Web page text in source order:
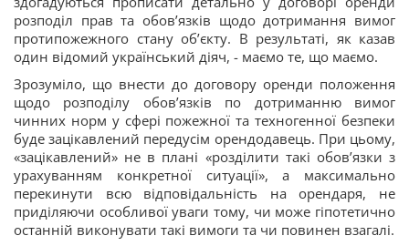
розподіл прав та обов’язків щодо дотримання вимог
протипожежного стану об’єкту. В результаті, як казав
один відомий український діяч, - маємо те, що маємо.
Зрозуміло, що внести до договору оренди положення
щодо розподілу обов’язків по дотриманню вимог
чинних норм у сфері пожежної та техногенної безпеки
буде зацікавлений передусім орендодавець. При цьому,
«зацікавлений» не в плані «розділити такі обов’язки з
урахуванням конкретної ситуації», а максимально
перекинути всю відповідальність на орендаря, не
приділяючи особливої уваги тому, чи може гіпотетично
останній виконувати такі вимоги та чи повинен взагалі.